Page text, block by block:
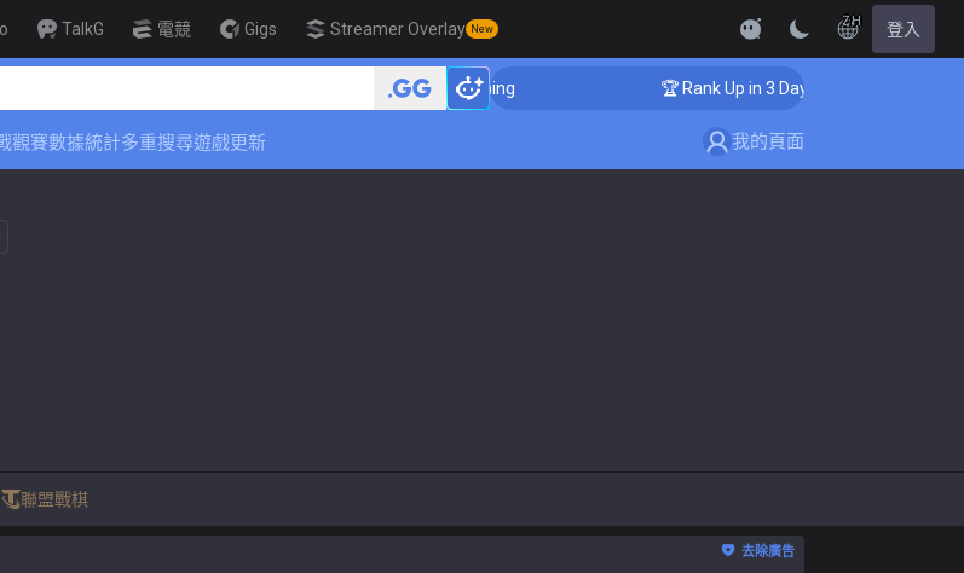
TalkG 電競 Gigs Streamer Overlay New
ZH 登入
🏆 Rank Up in 3 Days! Challenger Coaching 🏆 Rank Up in 3 Days! Challenger Coaching
觀賽數據統計多重搜尋遊戲更新 我的頁面
聯盟戰棋
去除廣告